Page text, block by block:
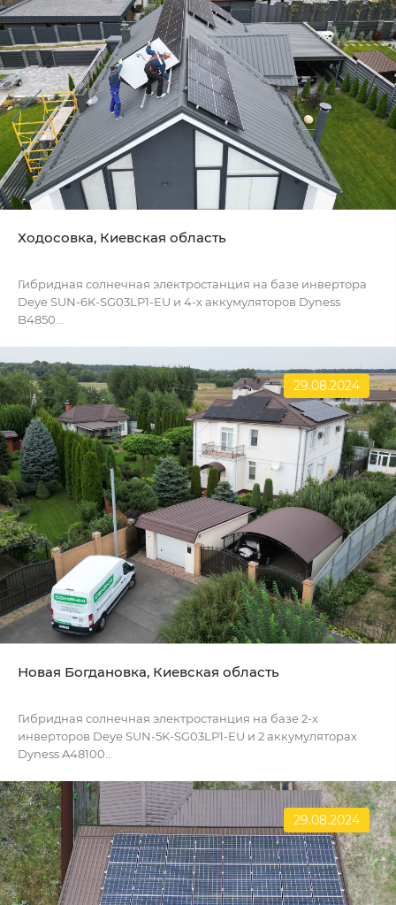
Ходосовка, Киевская область
Гибридная солнечная электростанция на базе инвертора
Deye SUN-6K-SG03LP1-EU и 4-х аккумуляторов Dyness
B4850...
29.08.2024
Новая Богдановка, Киевская область
Гибридная солнечная электростанция на базе 2-х
инверторов Deye SUN-5K-SG03LP1-EU и 2 аккумуляторах
Dyness A48100...
29.08.2024